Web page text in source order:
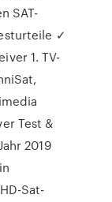
SAT-
✓
1. TV-
Test &
2019
Sat-